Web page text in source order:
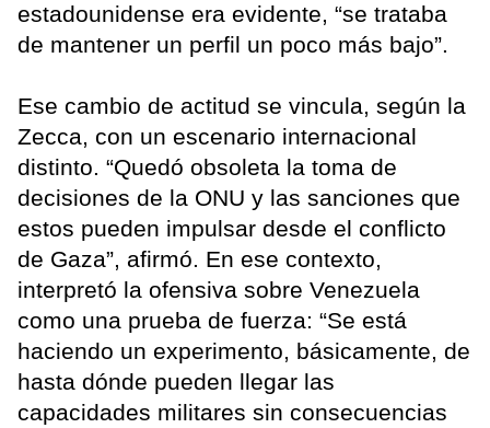
estadounidense era evidente, “se trataba
de mantener un perfil un poco más bajo”.
Ese cambio de actitud se vincula, según la
Zecca, con un escenario internacional
distinto. “Quedó obsoleta la toma de
decisiones de la ONU y las sanciones que
estos pueden impulsar desde el conflicto
de Gaza”, afirmó. En ese contexto,
interpretó la ofensiva sobre Venezuela
como una prueba de fuerza: “Se está
haciendo un experimento, básicamente, de
hasta dónde pueden llegar las
capacidades militares sin consecuencias